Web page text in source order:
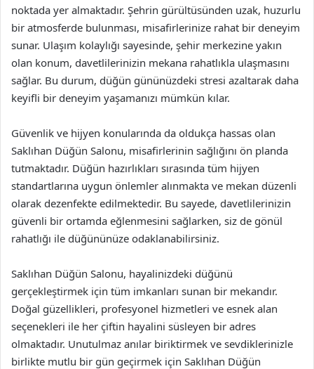
noktada yer almaktadır. Şehrin gürültüsünden uzak, huzurlu
bir atmosferde bulunması, misafirlerinize rahat bir deneyim
sunar. Ulaşım kolaylığı sayesinde, şehir merkezine yakın
olan konum, davetlilerinizin mekana rahatlıkla ulaşmasını
sağlar. Bu durum, düğün gününüzdeki stresi azaltarak daha
keyifli bir deneyim yaşamanızı mümkün kılar.
Güvenlik ve hijyen konularında da oldukça hassas olan
Saklıhan Düğün Salonu, misafirlerinin sağlığını ön planda
tutmaktadır. Düğün hazırlıkları sırasında tüm hijyen
standartlarına uygun önlemler alınmakta ve mekan düzenli
olarak dezenfekte edilmektedir. Bu sayede, davetlilerinizin
güvenli bir ortamda eğlenmesini sağlarken, siz de gönül
rahatlığı ile düğününüze odaklanabilirsiniz.
Saklıhan Düğün Salonu, hayalinizdeki düğünü
gerçekleştirmek için tüm imkanları sunan bir mekandır.
Doğal güzellikleri, profesyonel hizmetleri ve esnek alan
seçenekleri ile her çiftin hayalini süsleyen bir adres
olmaktadır. Unutulmaz anılar biriktirmek ve sevdiklerinizle
birlikte mutlu bir gün geçirmek için Saklıhan Düğün